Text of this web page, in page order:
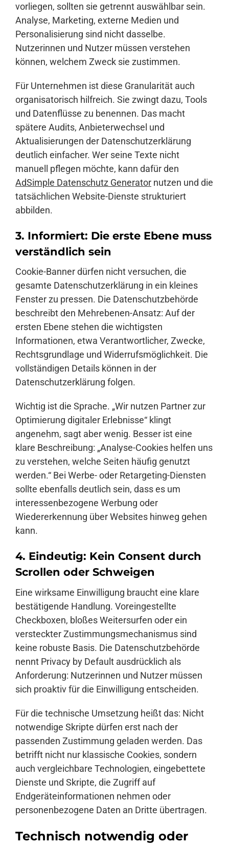
vorliegen, sollten sie getrennt auswählbar sein.
Analyse, Marketing, externe Medien und
Personalisierung sind nicht dasselbe.
Nutzerinnen und Nutzer müssen verstehen
können, welchem Zweck sie zustimmen.
Für Unternehmen ist diese Granularität auch
organisatorisch hilfreich. Sie zwingt dazu, Tools
und Datenflüsse zu benennen. Das macht
spätere Audits, Anbieterwechsel und
Aktualisierungen der Datenschutzerklärung
deutlich einfacher. Wer seine Texte nicht
manuell pflegen möchte, kann dafür den
AdSimple Datenschutz Generator nutzen und die
tatsächlichen Website-Dienste strukturiert
abbilden.
3. Informiert: Die erste Ebene muss
verständlich sein
Cookie-Banner dürfen nicht versuchen, die
gesamte Datenschutzerklärung in ein kleines
Fenster zu pressen. Die Datenschutzbehörde
beschreibt den Mehrebenen-Ansatz: Auf der
ersten Ebene stehen die wichtigsten
Informationen, etwa Verantwortlicher, Zwecke,
Rechtsgrundlage und Widerrufsmöglichkeit. Die
vollständigen Details können in der
Datenschutzerklärung folgen.
Wichtig ist die Sprache. „Wir nutzen Partner zur
Optimierung digitaler Erlebnisse“ klingt
angenehm, sagt aber wenig. Besser ist eine
klare Beschreibung: „Analyse-Cookies helfen uns
zu verstehen, welche Seiten häufig genutzt
werden.“ Bei Werbe- oder Retargeting-Diensten
sollte ebenfalls deutlich sein, dass es um
interessenbezogene Werbung oder
Wiedererkennung über Websites hinweg gehen
kann.
4. Eindeutig: Kein Consent durch
Scrollen oder Schweigen
Eine wirksame Einwilligung braucht eine klare
bestätigende Handlung. Voreingestellte
Checkboxen, bloßes Weitersurfen oder ein
versteckter Zustimmungsmechanismus sind
keine robuste Basis. Die Datenschutzbehörde
nennt Privacy by Default ausdrücklich als
Anforderung: Nutzerinnen und Nutzer müssen
sich proaktiv für die Einwilligung entscheiden.
Für die technische Umsetzung heißt das: Nicht
notwendige Skripte dürfen erst nach der
passenden Zustimmung geladen werden. Das
betrifft nicht nur klassische Cookies, sondern
auch vergleichbare Technologien, eingebettete
Dienste und Skripte, die Zugriff auf
Endgeräteinformationen nehmen oder
personenbezogene Daten an Dritte übertragen.
Technisch notwendig oder